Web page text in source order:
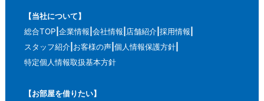
【当社について】
総合TOP 企業情報 会社情報 店舗紹介 採用情報
スタッフ紹介 お客様の声 個人情報保護方針
特定個人情報取扱基本方針
【お部屋を借りたい】